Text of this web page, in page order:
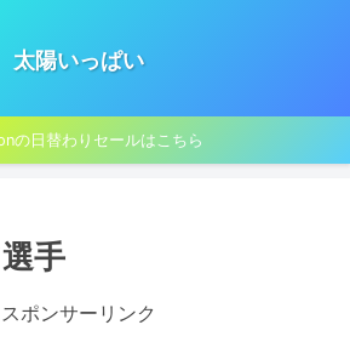
太陽いっぱい
の日替わりセールはこちら
手
スポンサーリンク